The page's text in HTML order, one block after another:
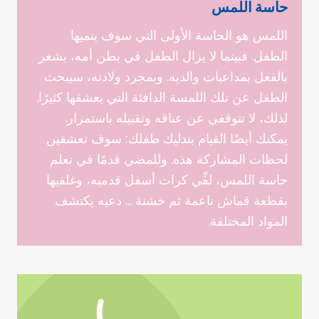
حاسة اللمس
اللمس هو الحاسة الأولى التي سوف ينميها
الطفل. فبينما لا يزال الطفل في بطن أمه، يشعر
بالفعل بمداعبات والديه. وبمجرد ولادته، سيبحث
الطفل عن تلك اللمسة الدافئة التي يعشقها كثيرًا.
لذلك، لا تتوقفي عن عناقه وتقبيله باستمرار.
يمكنك أيضًا القيام بتدليك طفلك: سوف تعشقين
لحظات المشاركة هذه. وللمضي قدمًا في تعلم
حاسة اللمس، لفِّي كرات أسفل قدميه، وغلفيها
بقطعة قماش ناعمة ثم خشنة … دعيه يكتشف
المواد المختلفة.